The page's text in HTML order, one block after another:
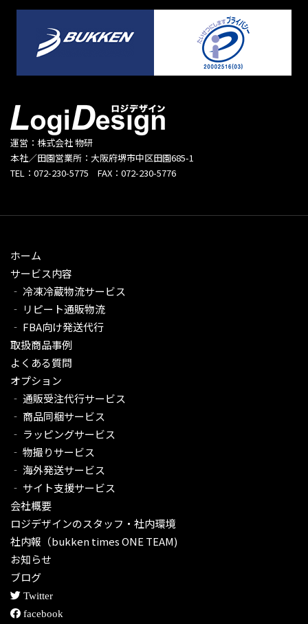
運営：株式会社 物研
本社／田園営業所：大阪府堺市中区田園685-1
TEL：072-230-5775 FAX：072-230-5776
ホーム
サービス内容
‐ 冷凍冷蔵物流サービス
‐ リピート通販物流
‐ FBA向け発送代行
取扱商品事例
よくある質問
オプション
‐ 通販受注代行サービス​
‐ 商品同梱サービス
‐ ラッピングサービス
‐ 物撮りサービス
‐ 海外発送サービス
‐ サイト支援サービス
会社概要
ロジデザインのスタッフ・社内環境
社内報（bukken times ONE TEAM)
お知らせ
ブログ
Twitter
facebook